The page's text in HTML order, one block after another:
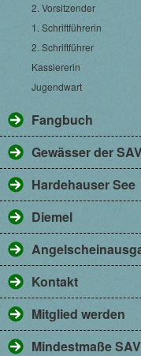
2. Vorsitzender
1. Schriftführerin
2. Schriftführer
Kassiererin
Jugendwart
Fangbuch
Gewässer der
Hardehauser See
Diemel
Kontakt
Mitglied werden
Mindestmaße SAV